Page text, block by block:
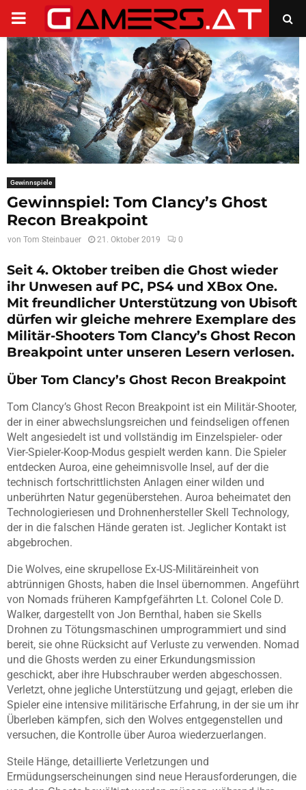
PRIMARY
MENU
Gewinnspiele
Gewinnspiel: Tom Clancy’s Ghost
Recon Breakpoint
von Tom Steinbauer 21. Oktober 2019 0
Seit 4. Oktober treiben die Ghost wieder
ihr Unwesen auf PC, PS4 und XBox One.
Mit freundlicher Unterstützung von Ubisoft
dürfen wir gleiche mehrere Exemplare des
Militär-Shooters Tom Clancy’s Ghost Recon
Breakpoint unter unseren Lesern verlosen.
Über Tom Clancy’s Ghost Recon Breakpoint
Tom Clancy’s Ghost Recon Breakpoint ist ein Militär-Shooter,
der in einer abwechslungsreichen und feindseligen offenen
Welt angesiedelt ist und vollständig im Einzelspieler- oder
Vier-Spieler-Koop-Modus gespielt werden kann. Die Spieler
entdecken Auroa, eine geheimnisvolle Insel, auf der die
technisch fortschrittlichsten Anlagen einer wilden und
unberührten Natur gegenüberstehen. Auroa beheimatet den
Technologieriesen und Drohnenhersteller Skell Technology,
der in die falschen Hände geraten ist. Jeglicher Kontakt ist
abgebrochen.
Die Wolves, eine skrupellose Ex-US-Militäreinheit von
abtrünnigen Ghosts, haben die Insel übernommen. Angeführt
von Nomads früheren Kampfgefährten Lt. Colonel Cole D.
Walker, dargestellt von Jon Bernthal, haben sie Skells
Drohnen zu Tötungsmaschinen umprogrammiert und sind
bereit, sie ohne Rücksicht auf Verluste zu verwenden. Nomad
und die Ghosts werden zu einer Erkundungsmission
geschickt, aber ihre Hubschrauber werden abgeschossen.
Verletzt, ohne jegliche Unterstützung und gejagt, erleben die
Spieler eine intensive militärische Erfahrung, in der sie um ihr
Überleben kämpfen, sich den Wolves entgegenstellen und
versuchen, die Kontrolle über Auroa wiederzuerlangen.
Steile Hänge, detaillierte Verletzungen und
Ermüdungserscheinungen sind neue Herausforderungen, die